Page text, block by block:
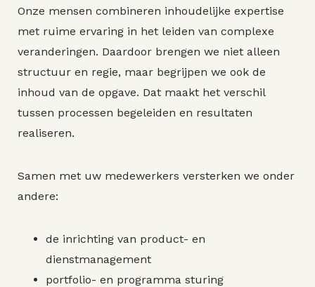
Onze mensen combineren inhoudelijke expertise
met ruime ervaring in het leiden van complexe
veranderingen. Daardoor brengen we niet alleen
structuur en regie, maar begrijpen we ook de
inhoud van de opgave. Dat maakt het verschil
tussen processen begeleiden en resultaten
realiseren.
Samen met uw medewerkers versterken we onder
andere:
de inrichting van product- en
dienstmanagement
portfolio- en programma sturing